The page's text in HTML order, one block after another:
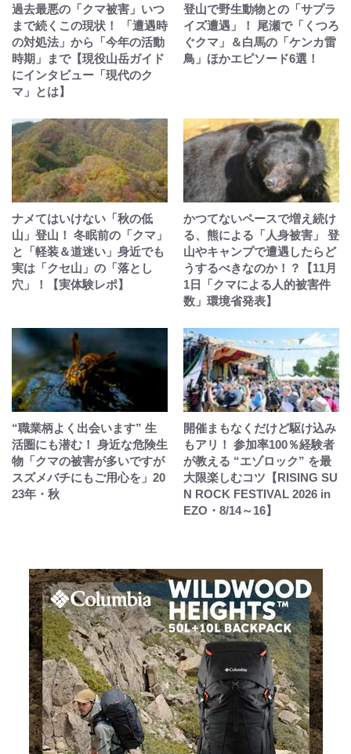
過去最悪の「クマ被害」いつ
まで続くこの現状！ 「遭遇時
の対処法」から「今年の活動
時期」まで【現役山岳ガイド
にインタビュー「現代のク
マ」とは】
登山で野生動物との「サプラ
イズ遭遇」！ 尾瀬で「くつろ
ぐクマ」＆白馬の「ケンカ雷
鳥」ほかエピソード6選！
ナメてはいけない「秋の低
山」登山！ 冬眠前の「クマ」
と「軽装＆道迷い」身近でも
実は「クセ山」の「落とし
穴」！【実体験レポ】
かつてないペースで増え続け
る、熊による「人身被害」 登
山やキャンプで遭遇したらど
うするべきなのか！？【11月
1日「クマによる人的被害件
数」環境省発表】
“職業柄よく出会います” 生
活圏にも潜む！ 身近な危険生
物「クマの被害が多いですが
スズメバチにもご用心を」20
23年・秋
開催まもなくだけど駆け込み
もアリ！ 参加率100％経験者
が教える “エゾロック” を最
大限楽しむコツ【RISING SU
N ROCK FESTIVAL 2026 in
EZO・8/14～16】